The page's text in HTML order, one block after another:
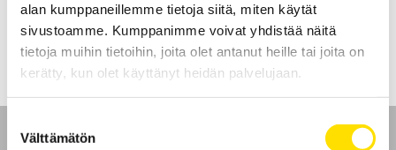
alan kumppaneillemme tietoja siitä, miten käytät
sivustoamme. Kumppanimme voivat yhdistää näitä
tietoja muihin tietoihin, joita olet antanut heille tai joita on
kerätty, kun olet käyttänyt heidän palvelujaan.
valinta
Välttämätön
LUE LISÄÄ